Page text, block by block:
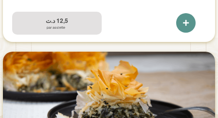
12,5د.ت
par assiette